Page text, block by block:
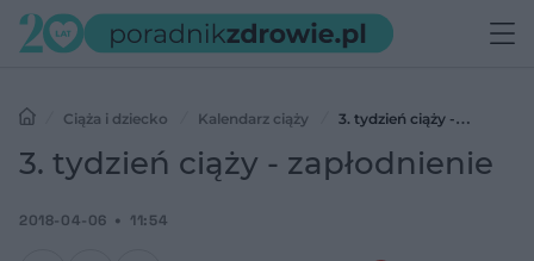
Ciąża i dziecko Kalendarz ciąży
3. tydzień ciąży -
zapłodnienie
3. tydzień ciąży - zapłodnienie
2018-04-06 11:54